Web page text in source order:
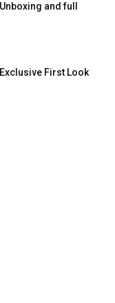
and full
First Look